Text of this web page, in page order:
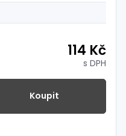
114 Kč
s DPH
Koupit